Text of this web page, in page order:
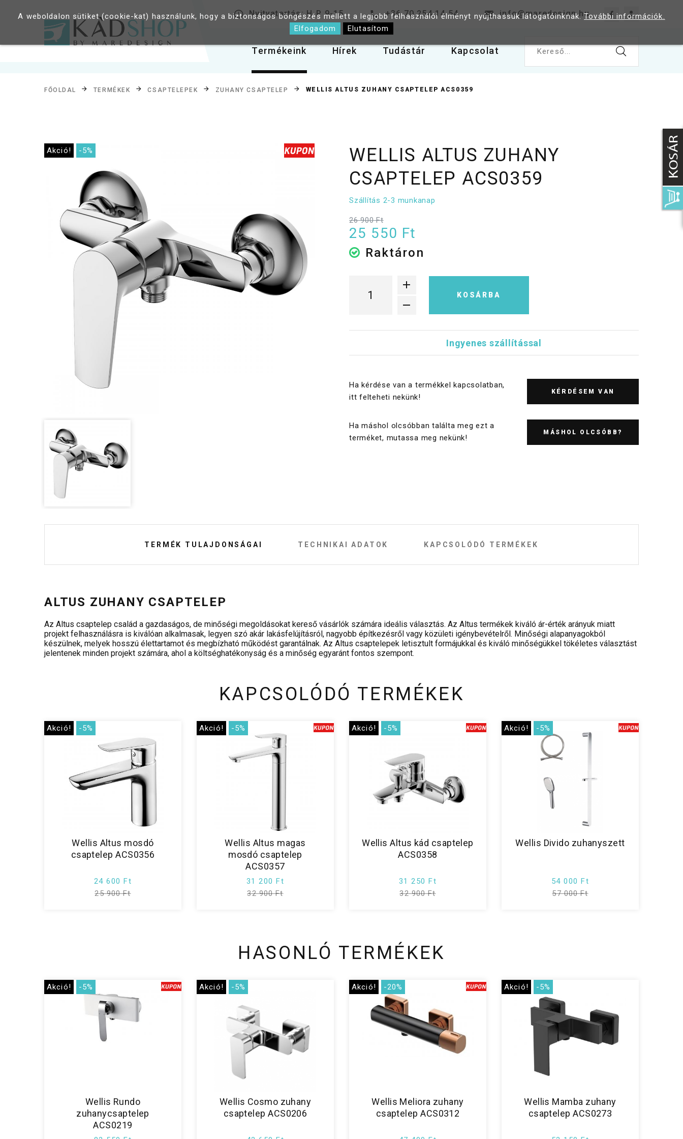
Nyitvatartás: H-P 9-15 +36 70 254 14 54 info@maredesign.hu
Termékeink Hírek Tudástár Kapcsolat Kereső...
FŐOLDAL TERMÉKEK CSAPTELEPEK ZUHANY CSAPTELEP WELLIS ALTUS ZUHANY CSAPTELEP ACS0359
Akció! -5%
WELLIS ALTUS ZUHANY
CSAPTELEP ACS0359
Szállítás 2-3 munkanap
26 900 Ft
25 550 Ft
Raktáron
KOSÁRBA
Ingyenes szállítással
Ha kérdése van a termékkel kapcsolatban,
itt felteheti nekünk!
KÉRDÉSEM VAN
Ha máshol olcsóbban találta meg ezt a
terméket, mutassa meg nekünk!
MÁSHOL OLCSÓBB?
TERMÉK TULAJDONSÁGAI TECHNIKAI ADATOK KAPCSOLÓDÓ TERMÉKEK
ALTUS ZUHANY CSAPTELEP
Az Altus csaptelep család a gazdaságos, de minőségi megoldásokat kereső vásárlók számára ideális választás. Az Altus termékek kiváló ár-érték arányuk miatt
projekt felhasználásra is kiválóan alkalmasak, legyen szó akár lakásfelújításról, nagyobb építkezésről vagy közületi igénybevételről. Minőségi alapanyagokból
készülnek, melyek hosszú élettartamot és megbízható működést garantálnak. Az Altus csaptelepek letisztult formájukkal és kiváló minőségükkel tökéletes választást
jelentenek minden projekt számára, ahol a költséghatékonyság és a minőség egyaránt fontos szempont.
KAPCSOLÓDÓ TERMÉKEK
Akció! -5%
Wellis Altus mosdó
csaptelep ACS0356
24 600 Ft
25 900 Ft
Akció! -5%
Wellis Altus magas
mosdó csaptelep
ACS0357
31 200 Ft
32 900 Ft
Akció! -5%
Wellis Altus kád csaptelep
ACS0358
31 250 Ft
32 900 Ft
Akció! -5%
Wellis Divido zuhanyszett
54 000 Ft
57 000 Ft
HASONLÓ TERMÉKEK
Akció! -5%
Wellis Rundo
zuhanycsaptelep
ACS0219
Akció! -5%
Wellis Cosmo zuhany
csaptelep ACS0206
Akció! -20%
Wellis Meliora zuhany
csaptelep ACS0312
Akció! -5%
Wellis Mamba zuhany
csaptelep ACS0273
A weboldalon sütiket (cookie-kat) használunk, hogy a biztonságos böngészés mellett a legjobb felhasználói élményt nyújthassuk látogatóinknak.További információk.
Elfogadom
Elutasítom